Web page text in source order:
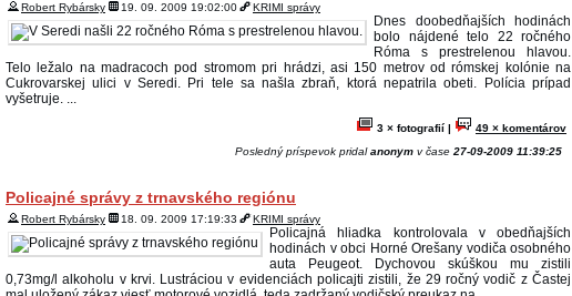
Robert Rybársky 19. 09. 2009 19:02:00 KRIMI správy
Dnes doobedňajších hodinách
bolo nájdené telo 22 ročného
Róma s prestrelenou hlavou.
Telo ležalo na madracoch pod stromom pri hrádzi, asi 150 metrov od rómskej kolónie na
Cukrovarskej ulici v Seredi. Pri tele sa našla zbraň, ktorá nepatrila obeti. Polícia prípad
vyšetruje. ...
3 × fotografií |
49 × komentárov
Posledný príspevok pridalanonym v čase 27-09-2009 11:39:25
Policajné správy z trnavského regiónu
Robert Rybársky 18. 09. 2009 17:19:33 KRIMI správy
Policajná hliadka kontrolovala v obedňajších
hodinách v obci Horné Orešany vodiča osobného
auta Peugeot. Dychovou skúškou mu zistili
0,73mg/l alkoholu v krvi. Lustráciou v evidenciách policajti zistili, že 29 ročný vodič z Častej